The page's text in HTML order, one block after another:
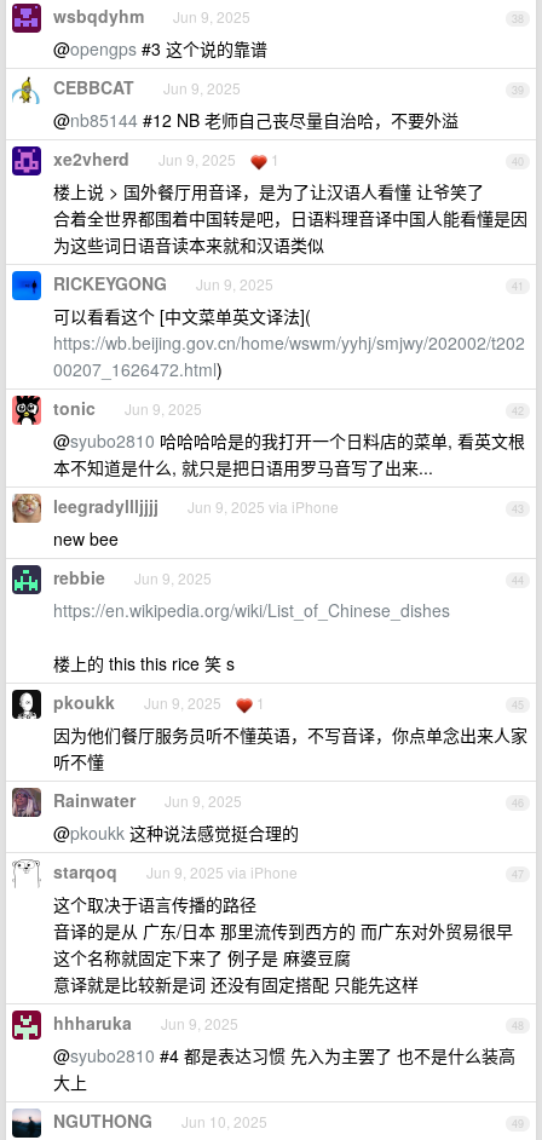
38
wsbqdyhm Jun 9, 2025
@opengps #3 这个说的靠谱
39
CEBBCAT Jun 9, 2025
@nb85144 #12 NB 老师自己丧尽量自治哈，不要外溢
40
xe2vherd Jun 9, 2025 1
楼上说 > 国外餐厅用音译，是为了让汉语人看懂 让爷笑了
合着全世界都围着中国转是吧，日语料理音译中国人能看懂是因
为这些词日语音读本来就和汉语类似
41
RICKEYGONG Jun 9, 2025
可以看看这个 [中文菜单英文译法](
https://wb.beijing.gov.cn/home/wswm/yyhj/smjwy/202002/t202
00207_1626472.html)
42
tonic Jun 9, 2025
@syubo2810 哈哈哈哈是的我打开一个日料店的菜单, 看英文根
本不知道是什么, 就只是把日语用罗马音写了出来...
43
leegradyllljjjj Jun 9, 2025 via iPhone
new bee
44
rebbie Jun 9, 2025
https://en.wikipedia.org/wiki/List_of_Chinese_dishes
楼上的 this this rice 笑 s
45
pkoukk Jun 9, 2025 1
因为他们餐厅服务员听不懂英语，不写音译，你点单念出来人家
听不懂
46
Rainwater Jun 9, 2025
@pkoukk 这种说法感觉挺合理的
47
starqoq Jun 9, 2025 via iPhone
这个取决于语言传播的路径
音译的是从 广东/日本 那里流传到西方的 而广东对外贸易很早
这个名称就固定下来了 例子是 麻婆豆腐
意译就是比较新是词 还没有固定搭配 只能先这样
48
hhharuka Jun 9, 2025
@syubo2810 #4 都是表达习惯 先入为主罢了 也不是什么装高
大上
49
NGUTHONG Jun 10, 2025